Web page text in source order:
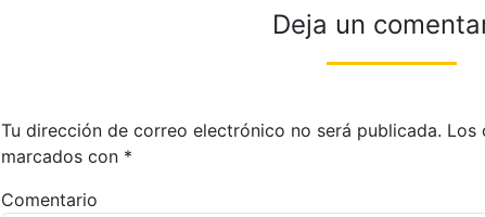
Deja un
Tu dirección de correo electrónico no será publicada. Los
marcados con *
Comentario